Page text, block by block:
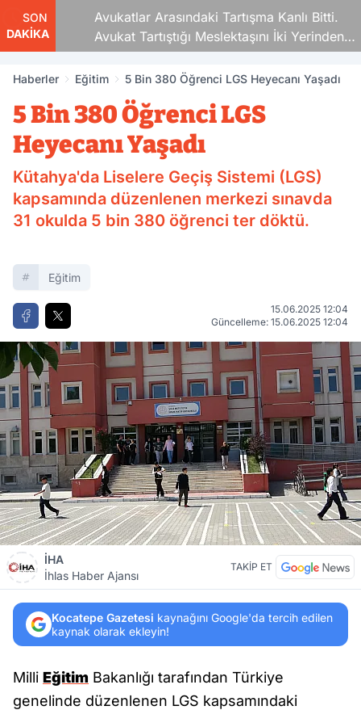
SON
DAKİKA
Avukatlar Arasındaki Tartışma Kanlı Bitti.
Avukat Tartıştığı Meslektaşını İki Yerinden
Vurdu
Haberler Eğitim 5 Bin 380 Öğrenci LGS Heyecanı Yaşadı
5 Bin 380 Öğrenci LGS
Heyecanı Yaşadı
Kütahya'da Liselere Geçiş Sistemi (LGS)
kapsamında düzenlenen merkezi sınavda
31 okulda 5 bin 380 öğrenci ter döktü.
Eğitim
15.06.2025 12:04
Güncelleme: 15.06.2025 12:04
İHA
İhlas Haber Ajansı
TAKİP ET
Kocatepe Gazetesi kaynağını Google'da tercih edilen
kaynak olarak ekleyin!
Milli Eğitim Bakanlığı tarafından Türkiye
genelinde düzenlenen LGS kapsamındaki